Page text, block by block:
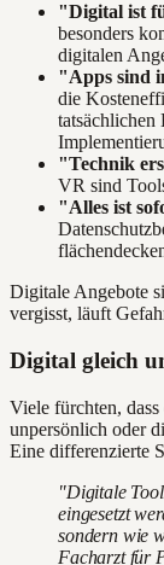
"Digital ist
besonders
digitalen
"Apps sind
die
tatsächlichen
"Technik
VR sind
"Alles ist
Digitale Angebote
vergisst, läuft
Digital gleich
Viele fürchten,
unpersönlich oder
Eine differenzierte
"Digitale
eingesetzt
sondern wie
Facharzt für